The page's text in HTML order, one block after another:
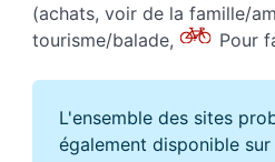
(achats, voir de la famille/
tourisme/balade,
Pour
L'ensemble des sites
également disponible sur